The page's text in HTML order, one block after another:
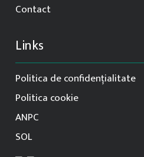
Contact
Links
Politica de confidențialitate
Politica cookie
ANPC
SOL